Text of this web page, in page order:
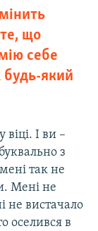
що
себе
будь-який
І ви –
з
так не
Мені не
не вистачало
оселився в